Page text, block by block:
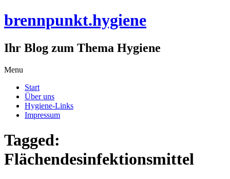
brennpunkt.hygiene
Ihr Blog zum Thema Hygiene
Menu
content
Start
Über uns
Hygiene-Links
Impressum
Tagged:
Flächendesinfektionsmittel